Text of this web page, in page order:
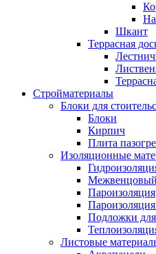
Шкант
Террасная
Стройматериалы
Блоки для
Блоки
Кирпич
Плита
Изоляционные
Межвенцовый
Пароизоляция
Пароизоляция
Подложки
Листовые